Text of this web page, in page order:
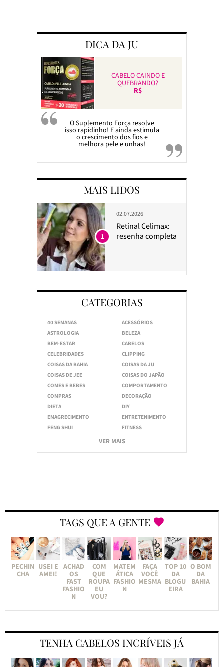
DICA DA JU
CABELO CAINDO E
QUEBRANDO?
R$
O Suplemento Força resolve
isso rapidinho! E ainda estimula
o crescimento dos fios e
melhora pele e unhas!
MAIS LIDOS
02.07.2026
Retinal Celimax:
resenha completa
1
CATEGORIAS
40 SEMANAS
ACESSÓRIOS
ASTROLOGIA
BELEZA
BEM-ESTAR
CABELOS
CELEBRIDADES
CLIPPING
COISAS DA BAHIA
COISAS DA JU
COISAS DE JEE
COISAS DO JAPÃO
COMES E BEBES
COMPORTAMENTO
COMPRAS
DECORAÇÃO
DIETA
DIY
EMAGRECIMENTO
ENTRETENIMENTO
FENG SHUI
FITNESS
VER MAIS
TAGS QUE A GENTE
PECHIN
CHA
USEI E
AMEI!
ACHAD
OS
FAST
FASHIO
N
COM
QUE
ROUPA
EU
VOU?
MATEM
ÁTICA
FASHIO
N
FAÇA
VOCÊ
MESMA
TOP 10
DA
BLOGU
EIRA
O BOM
DA
BAHIA
TENHA CABELOS INCRÍVEIS JÁ